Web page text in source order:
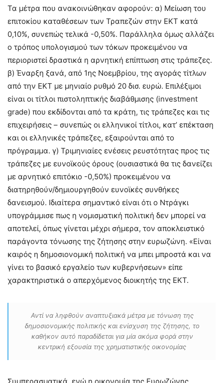
Τα μέτρα που ανακοινώθηκαν αφορούν: α) Μείωση του
επιτοκίου καταθέσεων των Τραπεζών στην ΕΚΤ κατά
0,10%, συνεπώς τελικά -0,50%. Παράλληλα όμως αλλάζει
ο τρόπος υπολογισμού των τόκων προκειμένου να
περιοριστεί δραστικά η αρνητική επίπτωση στις τράπεζες.
β) Έναρξη ξανά, από 1ης Νοεμβρίου, της αγοράς τίτλων
από την ΕΚΤ με μηνιαίο ρυθμό 20 δισ. ευρώ. Επιλέξιμοι
είναι οι τίτλοι πιστοληπτικής διαβάθμισης (investment
grade) που εκδίδονται από τα κράτη, τις τράπεζες και τις
επιχειρήσεις – συνεπώς οι ελληνικοί τίτλοι, κατ’ επέκταση
και οι ελληνικές τράπεζες, εξαιρούνται από το
πρόγραμμα. γ) Τριμηνιαίες ενέσεις ρευστότητας προς τις
τράπεζες με ευνοϊκούς όρους (ουσιαστικά θα τις δανείζει
με αρνητικό επιτόκιο -0,50%) προκειμένου να
διατηρηθούν/δημιουργηθούν ευνοϊκές συνθήκες
δανεισμού. Ιδιαίτερα σημαντικό είναι ότι ο Ντράγκι
υπογράμμισε πως η νομισματική πολιτική δεν μπορεί να
αποτελεί, όπως γίνεται μέχρι σήμερα, τον αποκλειστικό
παράγοντα τόνωσης της ζήτησης στην ευρωζώνη. «Είναι
καιρός η δημοσιονομική πολιτική να μπει μπροστά και να
γίνει το βασικό εργαλείο των κυβερνήσεων» είπε
χαρακτηριστικά ο απερχόμενος διοικητής της ΕΚΤ.
Αντί να ληφθούν αναπτυξιακά μέτρα με τόνωση της
δημοσιονομικής πολιτικής και ενίσχυση της ζήτησης, το
καθήκον αυτό παραδίδεται για μία ακόμα φορά στην
κεντρική εξουσία της χρηματιστικής οικονομίας